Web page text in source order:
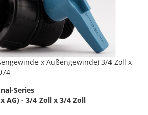
x Außengewinde) 3/4 Zoll x
Series
AG) - 3/4 Zoll x 3/4 Zoll